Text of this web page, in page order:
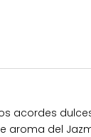
acordes
aroma del